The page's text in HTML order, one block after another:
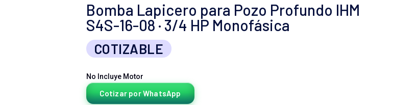
Bomba Lapicero para Pozo Profundo IHM
S4S-16-08 · 3/4 HP Monofásica
COTIZABLE
No Incluye Motor
Cotizar por WhatsApp